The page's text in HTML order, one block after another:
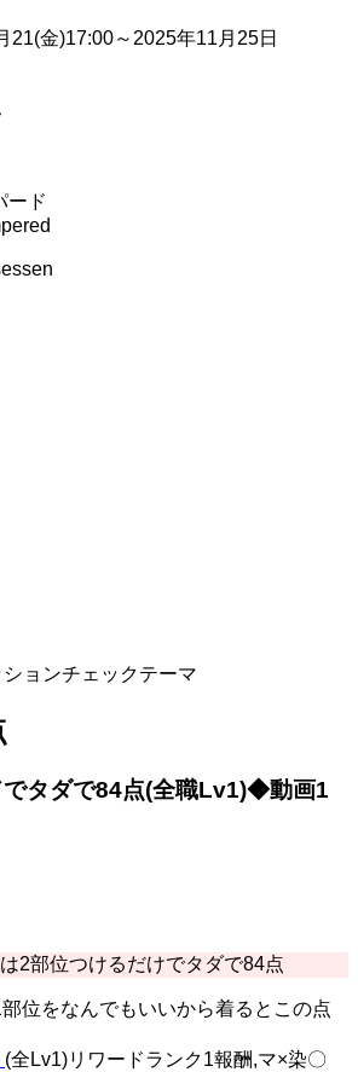
21(金)17:00～2025年11月25日
ード
ョンチェックテーマ
タダで84点(全職Lv1)◆動画1
2部位つけるだけでタダで84点
位をなんでもいいから着るとこの点
(全Lv1)リワードランク1報酬,マ×染〇